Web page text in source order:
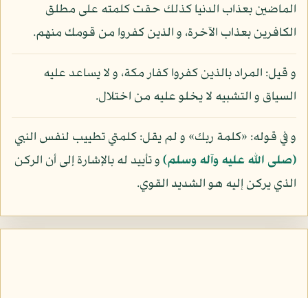
الماضين بعذاب الدنيا كذلك حقت كلمته على مطلق
الكافرين بعذاب الآخرة، و الذين كفروا من قومك منهم.
و قيل: المراد بالذين كفروا كفار مكة، و لا يساعد عليه
السياق و التشبيه لا يخلو عليه من اختلال.
و في قوله: «كلمة ربك» و لم يقل: كلمتي تطييب لنفس النبي
(صلى الله عليه وآله وسلم)و تأييد له بالإشارة إلى أن الركن
الذي يركن إليه هو الشديد القوي.